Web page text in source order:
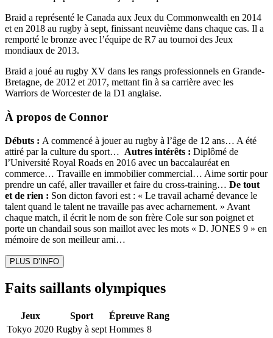
Braid a représenté le Canada aux Jeux du Commonwealth en 2014
et en 2018 au rugby à sept, finissant neuvième dans chaque cas. Il a
remporté le bronze avec l’équipe de R7 au tournoi des Jeux
mondiaux de 2013.
Braid a joué au rugby XV dans les rangs professionnels en Grande-
Bretagne, de 2012 et 2017, mettant fin à sa carrière avec les
Warriors de Worcester de la D1 anglaise.
À propos de Connor
Débuts : A commencé à jouer au rugby à l’âge de 12 ans… A été
attiré par la culture du sport… Autres intérêts : Diplômé de
l’Université Royal Roads en 2016 avec un baccalauréat en
commerce… Travaille en immobilier commercial… Aime sortir pour
prendre un café, aller travailler et faire du cross-training… De tout
et de rien : Son dicton favori est : « Le travail acharné devance le
talent quand le talent ne travaille pas avec acharnement. » Avant
chaque match, il écrit le nom de son frère Cole sur son poignet et
porte un chandail sous son maillot avec les mots « D. JONES 9 » en
mémoire de son meilleur ami…
PLUS D’INFO
Faits saillants olympiques
Jeux Sport Épreuve Rang
Tokyo 2020 Rugby à sept Hommes 8